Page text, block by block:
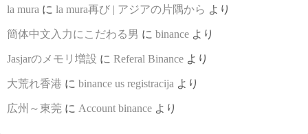
la mura に la mura再び | アジアの片隅から より
簡体中文入力にこだわる男 に binance より
Jasjarのメモリ増設 に Referal Binance より
大荒れ香港 に binance us registracija より
広州～東莞 に Account binance より